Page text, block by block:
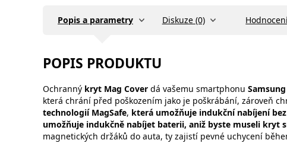
Popis a parametry Diskuze (0)
POPIS PRODUKTU
Ochranný kryt Mag Cover dá vašemu smartphonu
která chrání před poškozením jako je poškrábání, zároveň
technologií MagSafe, která umožňuje indukční nabíjení
umožňuje indukčně nabíjet baterii, aniž byste museli kryt
magnetických držáků do auta, ty zajistí pevné uchycení